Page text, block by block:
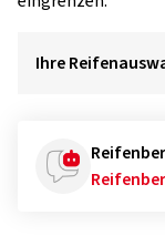
Ihre